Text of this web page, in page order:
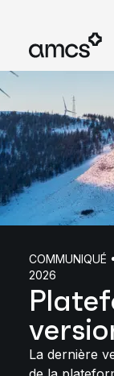
COMMUNIQUÉ
2026
La dernière